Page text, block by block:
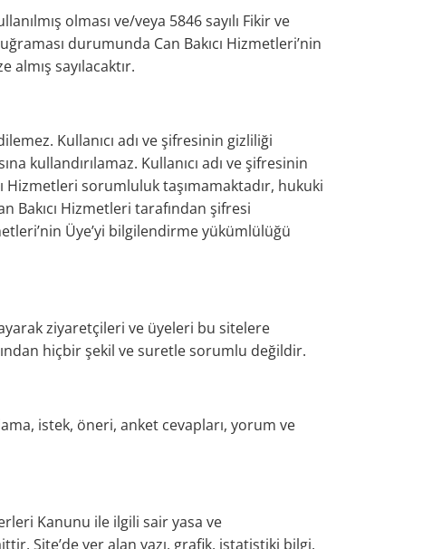
olması ve/veya 5846 sayılı Fikir ve
durumunda Can Bakıcı Hizmetleri’nin
sayılacaktır.
Kullanıcı adı ve şifresinin gizliliği
kullandırılamaz. Kullanıcı adı ve şifresinin
Hizmetleri sorumluluk taşımamaktadır, hukuki
Bakıcı Hizmetleri tarafından şifresi
Üye’yi bilgilendirme yükümlülüğü
ziyaretçileri ve üyeleri bu sitelere
hiçbir şekil ve suretle sorumlu değildir.
istek, öneri, anket cevapları, yorum ve
Kanunu ile ilgili sair yasa ve
Site’de yer alan yazı, grafik, istatistiki bilgi,